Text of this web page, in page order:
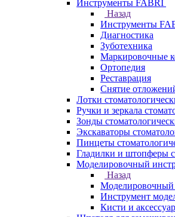
Инструменты FABRI
Назад
Инструменты
Диагностика
Зуботехника
Маркировочные
Ортопедия
Реставрация
Снятие
Лотки
Ручки и зеркала
Зонды
Экскаваторы
Пинцеты
Гладилки и штопферы
Моделировочный
Назад
Моделировочный
Инструмент
Кисти и